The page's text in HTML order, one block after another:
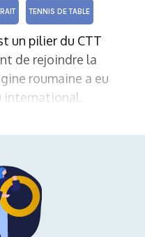
TENNIS DE TABLE
un pilier du CTT
de rejoindre la
roumaine a eu
international.